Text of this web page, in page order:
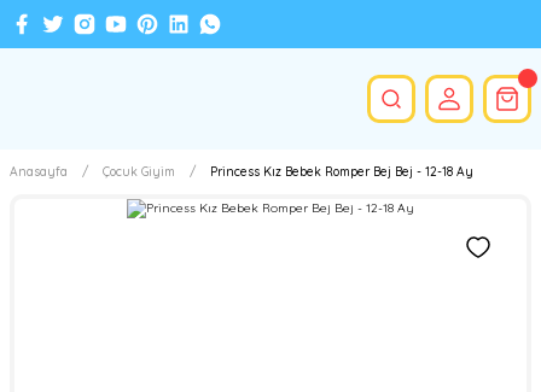
Anasayfa Çocuk Giyim Princess Kız Bebek Romper Bej Bej - 12-18 Ay